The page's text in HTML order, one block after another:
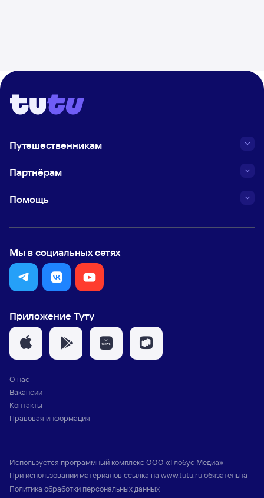
Путешественникам
Партнёрам
Помощь
Мы в социальных сетях
Приложение Туту
О нас
Вакансии
Контакты
Правовая информация
Используется программный комплексООО «Глобус Медиа»
При использовании материалов ссылка на www.tutu.ruобязательна
Политика обработки персональных данных